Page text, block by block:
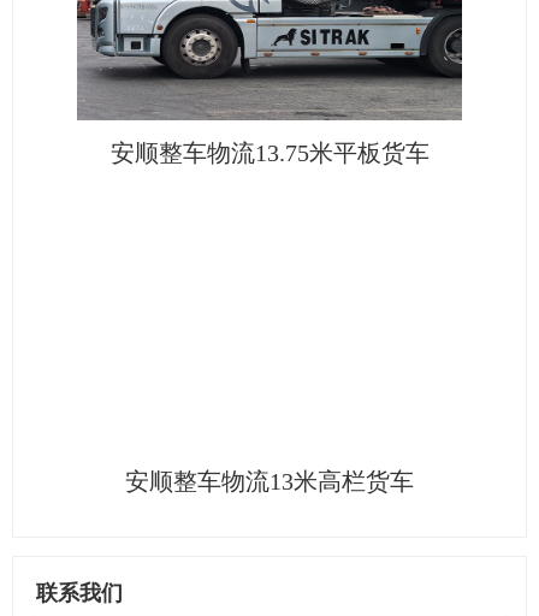
安顺整车物流13.75米平板货车
安顺整车物流13米高栏货车
联系我们